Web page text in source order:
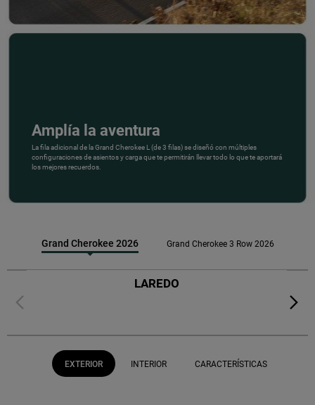
Amplía la aventura
,La fila adicional de la Grand Cherokee L (de 3 filas) se diseñó con múltiples
configuraciones de asientos y carga que te permitirán llevar todo lo que te aportará
los mejores recuerdos.
Grand Cherokee 2026 Grand Cherokee 3 Row 2026
Previous
LAREDO
Next
EXTERIOR INTERIOR CARACTERÍSTICAS